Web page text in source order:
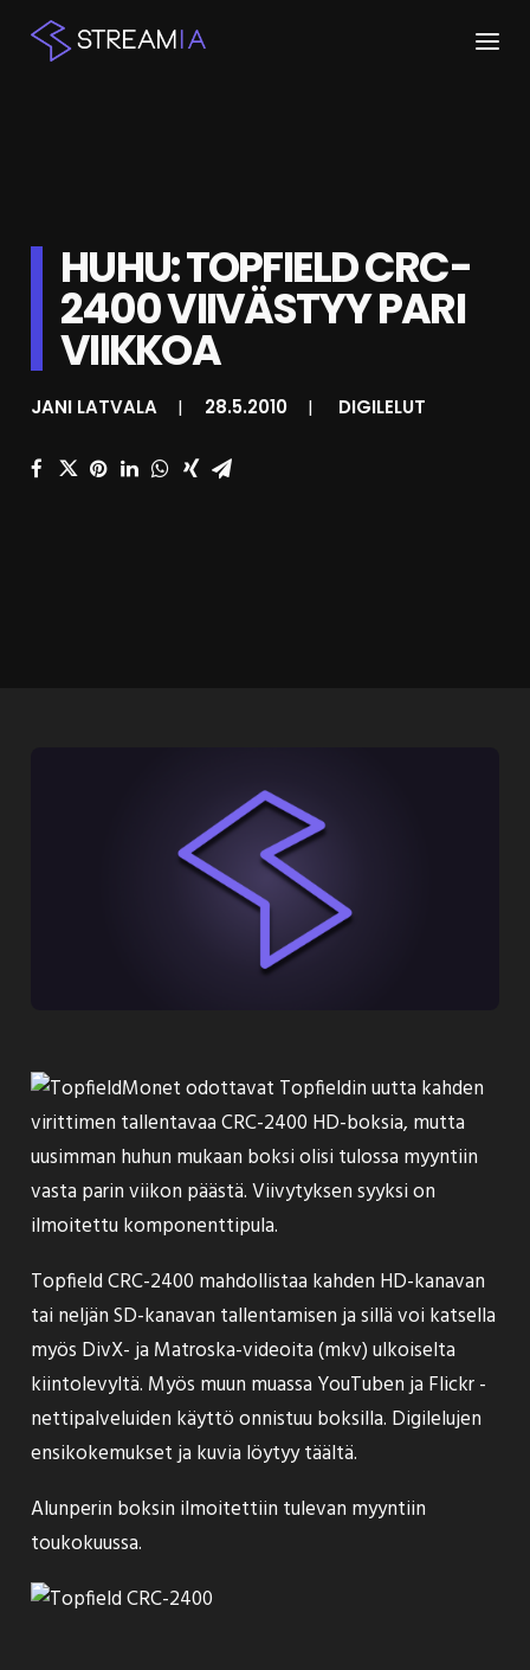
KESKUSTELU
SHOP
HUHU: TOPFIELD CRC-
2400 VIIVÄSTYY PARI
VIIKKOA
JANI LATVALA | 28.5.2010 | DIGILELUT
Monet odottavat Topfieldin uutta kahden
virittimen tallentavaa CRC-2400 HD-boksia, mutta
uusimman huhun mukaan boksi olisi tulossa myyntiin
vasta parin viikon päästä. Viivytyksen syyksi on
ilmoitettu komponenttipula.
Topfield CRC-2400 mahdollistaa kahden HD-kanavan
tai neljän SD-kanavan tallentamisen ja sillä voi katsella
myös DivX- ja Matroska-videoita (mkv) ulkoiselta
kiintolevyltä. Myös muun muassa YouTuben ja Flickr -
nettipalveluiden käyttö onnistuu boksilla. Digilelujen
ensikokemukset ja kuvia löytyytäältä.
Alunperin boksin ilmoitettiin tulevan myyntiin
toukokuussa.